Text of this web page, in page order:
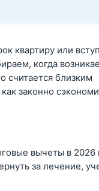
квартиру или
когда
считается близким
законно
вычеты в 2026
за лечение,